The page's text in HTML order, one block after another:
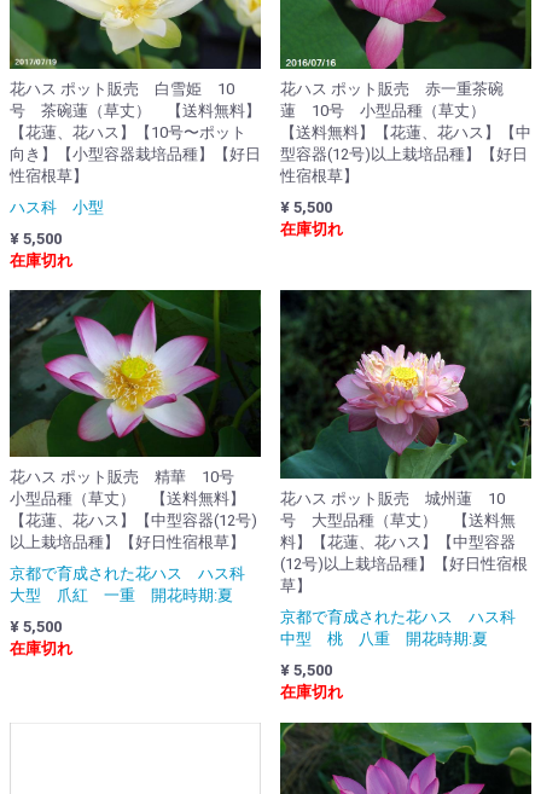
花ハス ポット販売 白雪姫 10
号 茶碗蓮（草丈） 【送料無料】
【花蓮、花ハス】【10号〜ポット
向き】【小型容器栽培品種】【好日
性宿根草】
ハス科 小型
¥ 5,500
在庫切れ
花ハス ポット販売 赤一重茶碗
蓮 10号 小型品種（草丈）
【送料無料】【花蓮、花ハス】【中
型容器(12号)以上栽培品種】【好日
性宿根草】
¥ 5,500
在庫切れ
花ハス ポット販売 精華 10号
小型品種（草丈） 【送料無料】
【花蓮、花ハス】【中型容器(12号)
以上栽培品種】【好日性宿根草】
京都で育成された花ハス ハス科
大型 爪紅 一重 開花時期:夏
¥ 5,500
在庫切れ
花ハス ポット販売 城州蓮 10
号 大型品種（草丈） 【送料無
料】【花蓮、花ハス】【中型容器
(12号)以上栽培品種】【好日性宿根
草】
京都で育成された花ハス ハス科
中型 桃 八重 開花時期:夏
¥ 5,500
在庫切れ